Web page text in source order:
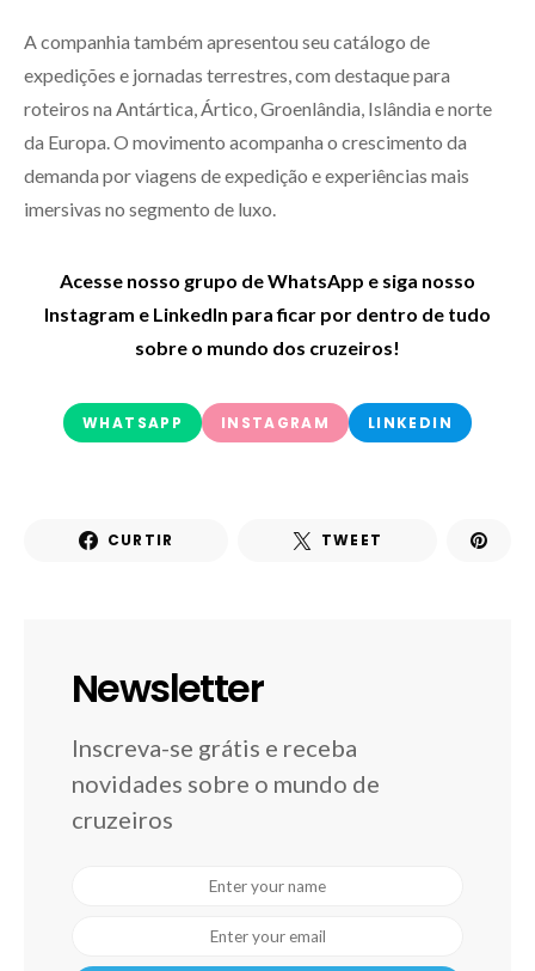
A companhia também apresentou seu catálogo de
expedições e jornadas terrestres, com destaque para
roteiros na Antártica, Ártico, Groenlândia, Islândia e norte
da Europa. O movimento acompanha o crescimento da
demanda por viagens de expedição e experiências mais
imersivas no segmento de luxo.
Acesse nosso grupo de WhatsApp e siga nosso
Instagram e LinkedIn para ficar por dentro de tudo
sobre o mundo dos cruzeiros!
WHATSAPP INSTAGRAM LINKEDIN
CURTIR TWEET
Newsletter
Inscreva-se grátis e receba
novidades sobre o mundo de
cruzeiros